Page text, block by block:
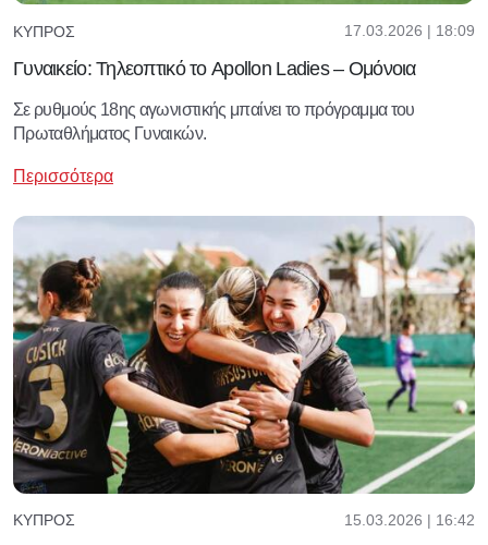
ΚΎΠΡΟΣ 17.03.2026 | 18:09
Γυναικείο: Τηλεοπτικό το Apollon Ladies – Ομόνοια
Σε ρυθμούς 18ης αγωνιστικής μπαίνει το πρόγραμμα του
Πρωταθλήματος Γυναικών.
Περισσότερα
ΚΎΠΡΟΣ 15.03.2026 | 16:42